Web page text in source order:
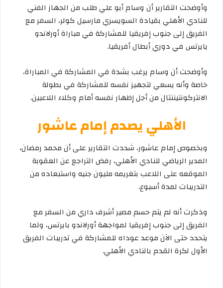
وأوضحت التقارير أن وسام أبو علي طلب من الجهاز الفني
للنادي الأهلي بقيادة السويسري مارسيل كولر، السفر مع
الفريق إلى جنوب إفريقيا للمشاركة في مباراة أورلاندو
يايرتس في دوري أبطال أفريقيا.
وأوضحت أن وسام يرغب بشدة في المشاركة في المباراة،
خاصة وأنه يسعي لتجهيز نفسه للمشاركة في بطولة
الانتركونتيننتال من أجل إظهار نفسه أمام وكلاء اللاعبين.
الأهلي يصدم إمام عاشور
وبخصوص إمام عاشور، شددت التقارير على أن محمد رمضان،
المدير الرياضي للنادي الأهلي، رفض التراجع عن العقوبة
الموقعه على اللاعب بتغريمه مليون جنيه واستبعاده من
التدريبات لمدة أسبوع.
وذكرت أنه لم يتم حسم مصير أشرف داري من السفر مع
الفريق إلى جنوب إفريقيا لمواجهة أورلاندو بايرتس، ولما
يتحدد حتى الآن موعد عوداه للمشاركة في تدريبات الفريق
الأول لكرة القدم بالنادي الأهلي.